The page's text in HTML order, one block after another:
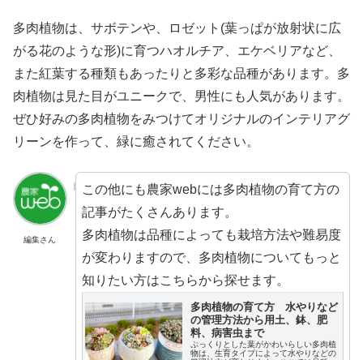
多肉植物は、サボテンや、ロゼット(葉っぱが放射状に広
がる花のような形)に育つハオルチア、エケベリアなど、
また紅葉する種類もあったりと多彩な品種があります。多
肉植物は見た目がユニークで、男性にも人気があります。
ぜひ好みの多肉植物をみつけてオリジナルのインテリアグ
リーンを作って、緑に癒されてください。
編集さん
この他にも農家webには多肉植物の育て方の
記事がたくさんあります。
多肉植物は品種によっても栽培方法や難易度
が変わりますので、多肉植物についてもっと
知りたい方はこちらから探せます。
多肉植物の育て方 水やりなど
の管理方法から用土、鉢、肥
料、病害虫まで
ぷっくりとした葉がかわいらしい多肉植
物は、生育タイプによって水やりなどの